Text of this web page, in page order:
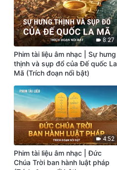
8:27
Phim tài liệu âm nhạc | Sự hưng
thịnh và sụp đổ của Đế quốc La
Mã (Trích đoạn nổi bật)
4:52
Phim tài liệu âm nhạc | Đức
Chúa Trời ban hành luật pháp